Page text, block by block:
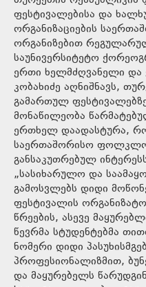
ფესტივალებისა და
ორგანიზაციების
ორგანიზებით
საუნივერსიტეტო
ერთი ხელმძღვანელი და
კობახიძე აღნიშნავს,
გამართულ
მონაწილეობა
ერთხელ დაადასტურა,
საერთაშორისო
განსაკუთრებულ
„სასიხარულო და
გამოსვლებს დიდი
ფესტივალის
წრეების, ასევე
წევრმა სტუდენტებმა
ნომერი დიდი
პროფესიონალიზმით,
და მაყურებელს